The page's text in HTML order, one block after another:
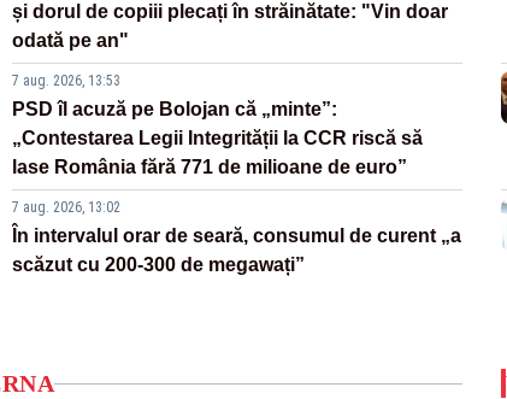
și dorul de copiii plecați în străinătate: "Vin doar
odată pe an"
7 aug. 2026, 13:53
PSD îl acuză pe Bolojan că „minte”:
„Contestarea Legii Integrității la CCR riscă să
lase România fără 771 de milioane de euro”
7 aug. 2026, 13:02
În intervalul orar de seară, consumul de curent „a
scăzut cu 200-300 de megawați”